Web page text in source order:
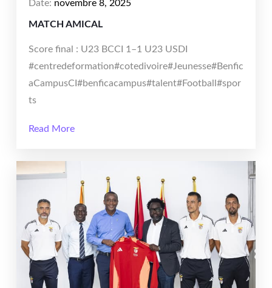
Date: novembre 8, 2025
MATCH AMICAL
Score final : U23 BCCI 1–1 U23 USDI
#centredeformation#cotedivoire#Jeunesse#Benfic
aCampusCI#benficacampus#talent#Football#spor
ts
Read More